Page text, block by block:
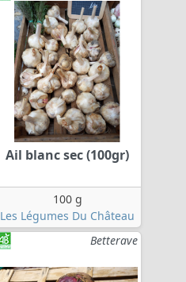
Ail blanc sec (100gr)
100 g
Les Légumes Du Château
Betterave